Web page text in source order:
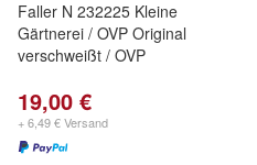
Faller N 232225 Kleine
Gärtnerei / OVP Original
verschweißt / OVP
19,00 €
+ 6,49 € Versand